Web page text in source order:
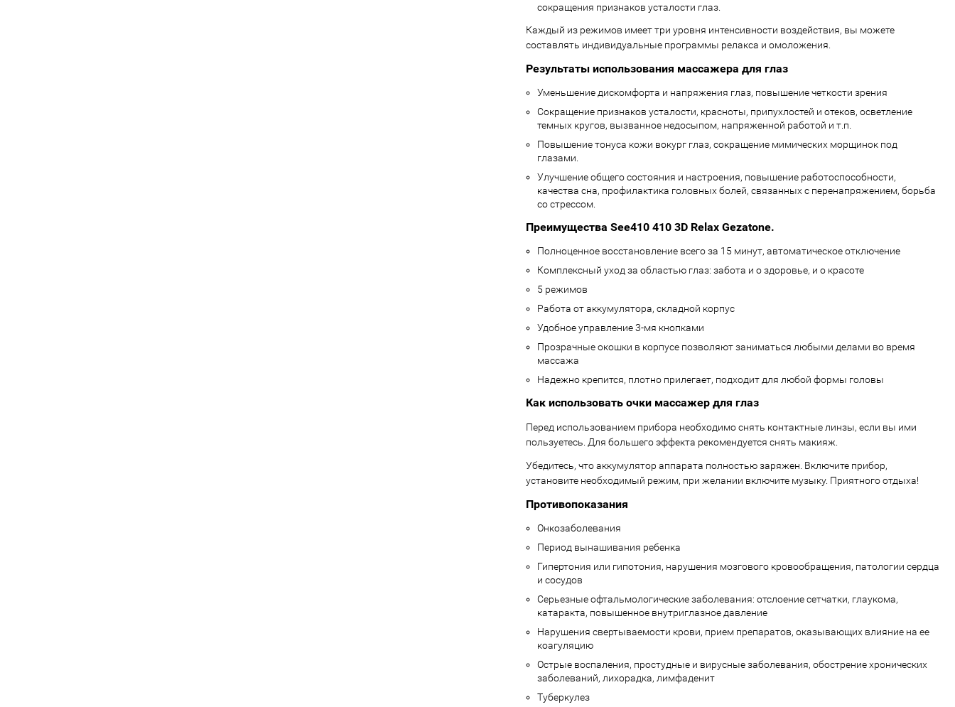
сокращения признаков усталости глаз.
Каждый из режимов имеет три уровня интенсивности воздействия, вы можете
составлять индивидуальные программы релакса и омоложения.
Результаты использования массажера для глаз
Уменьшение дискомфорта и напряжения глаз, повышение четкости зрения
Сокращение признаков усталости, красноты, припухлостей и отеков, осветление
темных кругов, вызванное недосыпом, напряженной работой и т.п.
Повышение тонуса кожи вокург глаз, сокращение мимических морщинок под
глазами.
Улучшение общего состояния и настроения, повышение работоспособности,
качества сна, профилактика головных болей, связанных с перенапряжением, борьба
со стрессом.
Преимущества See410 410 3D Relax Gezatone.
Полноценное восстановление всего за 15 минут, автоматическое отключение
Комплексный уход за областью глаз: забота и о здоровье, и о красоте
5 режимов
Работа от аккумулятора, складной корпус
Удобное управление 3-мя кнопками
Прозрачные окошки в корпусе позволяют заниматься любыми делами во время
массажа
Надежно крепится, плотно прилегает, подходит для любой формы головы
Как использовать очки массажер для глаз
Перед использованием прибора необходимо снять контактные линзы, если вы ими
пользуетесь. Для большего эффекта рекомендуется снять макияж.
Убедитесь, что аккумулятор аппарата полностью заряжен. Включите прибор,
установите необходимый режим, при желании включите музыку. Приятного отдыха!
Противопоказания
Онкозаболевания
Период вынашивания ребенка
Гипертония или гипотония, нарушения мозгового кровообращения, патологии сердца
и сосудов
Серьезные офтальмологические заболевания: отслоение сетчатки, глаукома,
катаракта, повышенное внутриглазное давление
Нарушения свертываемости крови, прием препаратов, оказывающих влияние на ее
коагуляцию
Острые воспаления, простудные и вирусные заболевания, обострение хронических
заболеваний, лихорадка, лимфаденит
Туберкулез